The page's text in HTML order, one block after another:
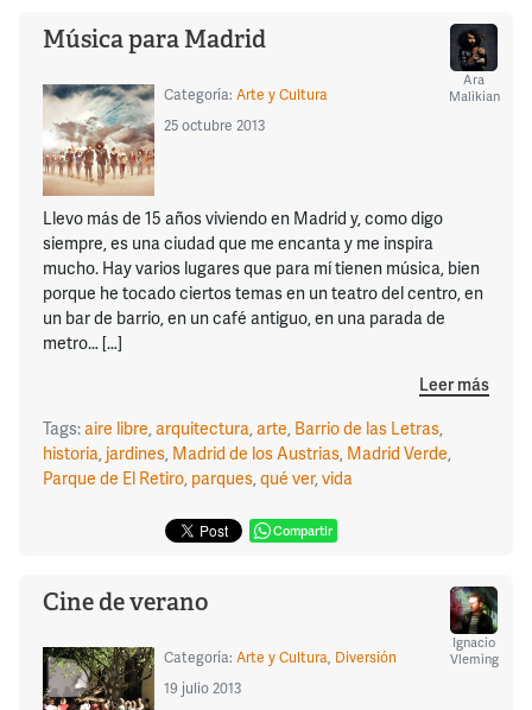
Música para Madrid
Ara
Malikian
Categoría: Arte y Cultura
25 octubre 2013
Llevo más de 15 años viviendo en Madrid y, como digo
siempre, es una ciudad que me encanta y me inspira
mucho. Hay varios lugares que para mí tienen música, bien
porque he tocado ciertos temas en un teatro del centro, en
un bar de barrio, en un café antiguo, en una parada de
metro… […]
Leer más
Tags:aire libre,arquitectura,arte, Barrio de las Letras,
historia, jardines, Madrid de los Austrias, Madrid Verde,
Parque de El Retiro, parques,qué ver,vida
Compartir
Cine de verano
Ignacio
Vleming
Categoría: Arte y Cultura, Diversión
19 julio 2013